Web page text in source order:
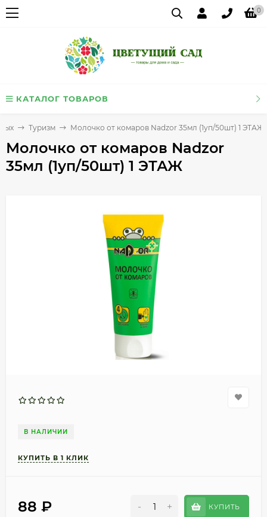
0
КАТАЛОГ ТОВАРОВ
Туризм Молочко от комаров Nadzor 35мл (1уп/50шт) 1 ЭТАЖ
Молочко от комаров Nadzor
35мл (1уп/50шт) 1 ЭТАЖ
В НАЛИЧИИ
88 ₽ - + КУПИТЬ